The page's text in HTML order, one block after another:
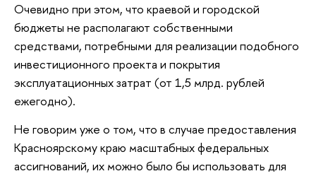
Очевидно при этом, что краевой и городской
бюджеты не располагают собственными
средствами, потребными для реализации подобного
инвестиционного проекта и покрытия
эксплуатационных затрат (от 1,5 млрд. рублей
ежегодно).
Не говорим уже о том, что в случае предоставления
Красноярскому краю масштабных федеральных
ассигнований, их можно было бы использовать для